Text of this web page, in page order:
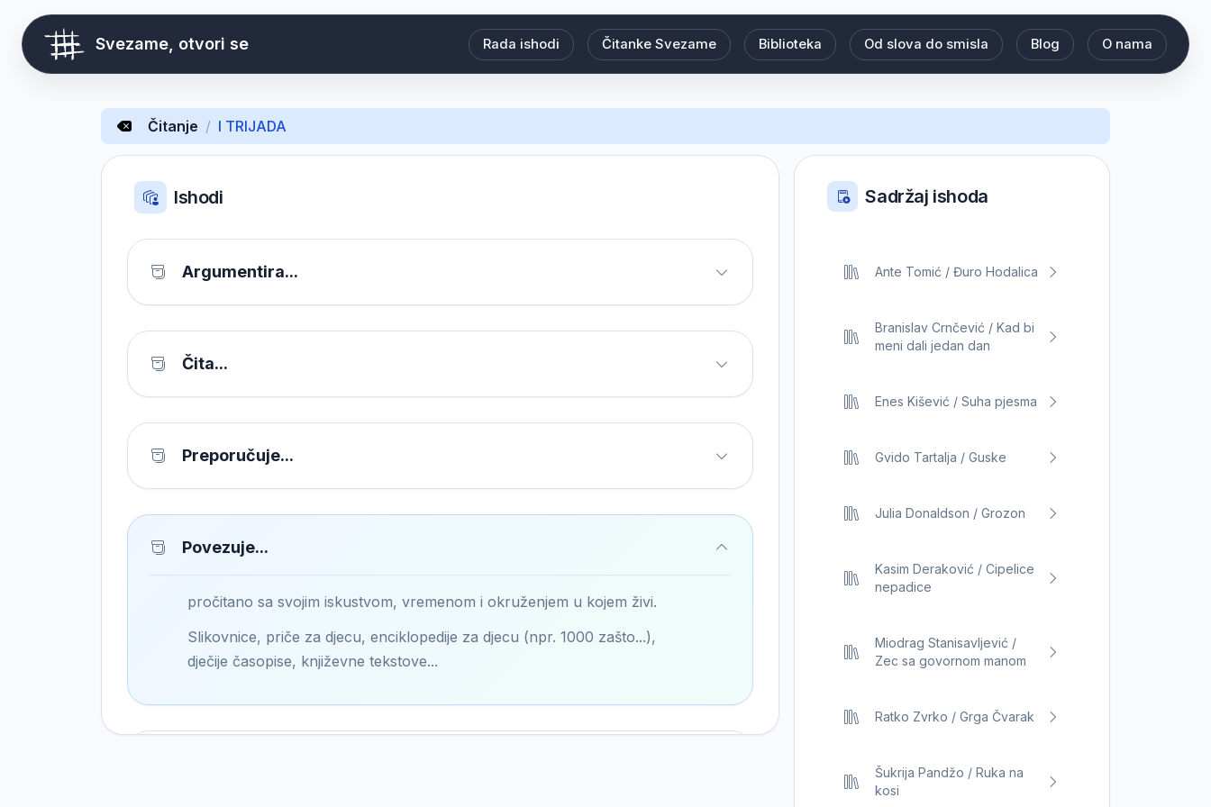
Svezame, otvori se Rada ishodi Čitanke Svezame Biblioteka Od slova do smisla Blog O nama
Čitanje / I TRIJADA
Ishodi
Argumentira...
Čita...
Preporučuje...
Povezuje...
pročitano sa svojim iskustvom, vremenom i okruženjem u kojem živi.
Slikovnice, priče za djecu, enciklopedije za djecu (npr. 1000 zašto...),
dječije časopise, književne tekstove...
Sadržaj ishoda
Ante Tomić / Đuro Hodalica
Branislav Crnčević / Kad bi
meni dali jedan dan
Enes Kišević / Suha pjesma
Gvido Tartalja / Guske
Julia Donaldson / Grozon
Kasim Deraković / Cipelice
nepadice
Miodrag Stanisavljević /
Zec sa govornom manom
Ratko Zvrko / Grga Čvarak
Šukrija Pandžo / Ruka na
kosi